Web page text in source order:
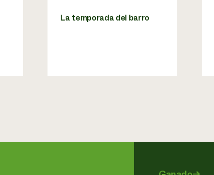
La temporada del barro